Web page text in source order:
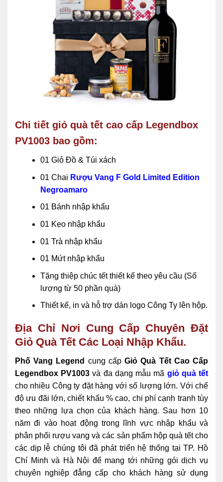
Chi tiết giỏ quà tết cao cấp Legendbox
PV1003 bao gồm:
01 Giỏ Đồ & Túi xách
01 Chai Rượu Vang F Gold Limited Edition
Negroamaro
01 Bánh nhập khẩu
01 Kẹo nhập khẩu
01 Trà nhập khẩu
01 Mứt nhập khẩu
Tặng thiệp chúc tết thiết kế theo yêu cầu (Số
lượng từ 50 phần quà)
Thiết kế, in và hỗ trợ dán logo Công Ty lên hộp.
Địa Chỉ Nơi Cung Cấp Chuyên Đặt
Giỏ Quà Tết Các Loại Nhập Khẩu.
Phố Vang Legend cung cấpGiỏ Quà Tết Cao Cấp
Legendbox PV1003 và đa dạng mẫu mã giỏ quà tết
cho nhiều Công ty đặt hàng với số lượng lớn. Với chế
độ ưu đãi lớn, chiết khấu % cao, chi phí cạnh tranh tùy
theo những lựa chọn của khách hàng. Sau hơn 10
năm đi vào hoạt động trong lĩnh vực nhập khẩu và
phân phối rượu vang và các sản phẩm hộp quà tết cho
các dịp lễ chúng tôi đã phát triển hệ thống tại TP. Hồ
Chí Minh và Hà Nội để mang tới những gói dịch vụ
chuyên nghiệp đẳng cấp cho khách hàng sử dụng